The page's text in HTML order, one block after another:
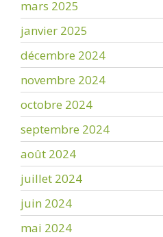
mars 2025
janvier 2025
décembre 2024
novembre 2024
octobre 2024
septembre 2024
août 2024
juillet 2024
juin 2024
mai 2024